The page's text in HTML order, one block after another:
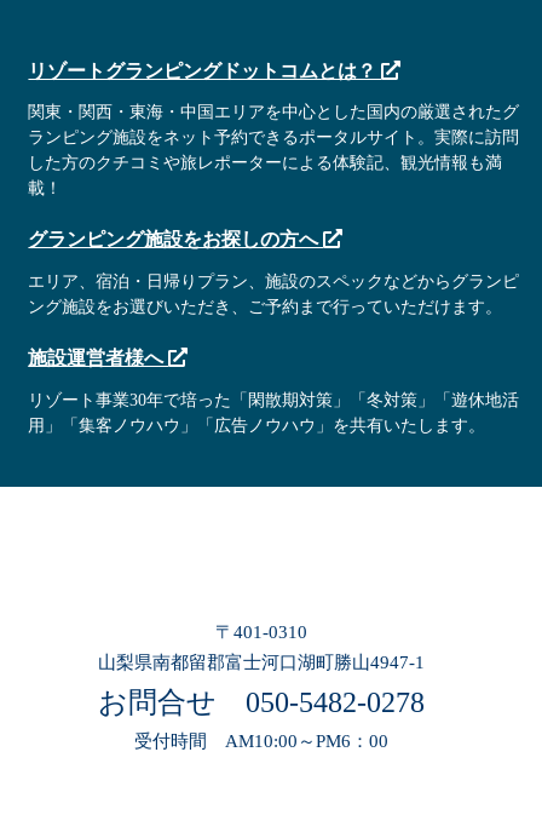
リゾートグランピングドットコムとは？
関東・関西・東海・中国エリアを中心とした国内の厳選されたグ
ランピング施設をネット予約できるポータルサイト。実際に訪問
した方のクチコミや旅レポーターによる体験記、観光情報も満
載！
グランピング施設をお探しの方へ
エリア、宿泊・日帰りプラン、施設のスペックなどからグランピ
ング施設をお選びいただき、ご予約まで行っていただけます。
施設運営者様へ
リゾート事業30年で培った「閑散期対策」「冬対策」「遊休地活
用」「集客ノウハウ」「広告ノウハウ」を共有いたします。
〒401-0310
山梨県南都留郡富士河口湖町勝山4947-1
お問合せ 050-5482-0278
受付時間 AM10:00～PM6：00